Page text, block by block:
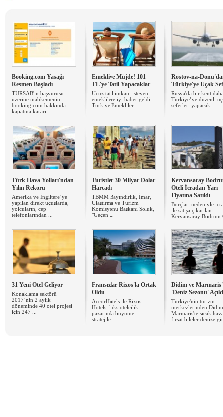
Booking.com Yasağı
Resmen Başladı
TURSAB'ın başvurusu
üzerine mahkemenin
booking.com hakkında
kapatma kararı ...
Emekliye Müjde! 101
TL'ye Tatil Yapacaklar
Ucuz tatil imkanı isteyen
emeklilere iyi haber geldi.
Türkiye Emekliler ...
Rostov-na-
Türkiye'ye Uçak
Rusya'da bir kent daha
Türkiye’ye düzenli
seferleri yapacak...
Türk Hava Yolları'ndan
Yılın Rekoru
Amerika ve İngiltere’ye
yapılan direkt uçuşlarda,
yolcuların, cep
telefonlarından ...
Turistler 30 Milyar Dolar
Harcadı
TBMM Bayındırlık, İmar,
Ulaştırma ve Turizm
Komisyonu Başkanı Soluk,
"Geçen ...
Kervansaray
Oteli İcradan Yarı
Fiyatına Satıldı
Borçları nedeniyle
ile satışa çıkarılan
Kervansaray Bodrum
31 Yeni Otel Geliyor
Konaklama sektörü
2017’nin 2 aylık
döneminde 40 otel projesi
için 247 ...
Fransızlar Rixos'la Ortak
Oldu
AccorHotels ile Rixos
Hotels, lüks otelcilik
pazarında büyüme
stratejileri ...
Didim ve
'Deniz Sezonu'
Türkiye'nin turizm
merkezlerinden
Marmaris'te sıcak
fırsat bileler denize